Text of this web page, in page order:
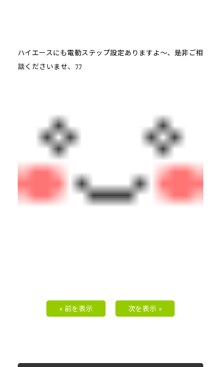
ハイエースにも電動ステップ設定ありますよ～、是非ご相
談くださいませ、ﾌﾌ
« 前を表示 次を表示 »